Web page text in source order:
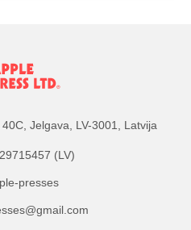
Jelgava, LV-3001, Latvija
(LV)
presses